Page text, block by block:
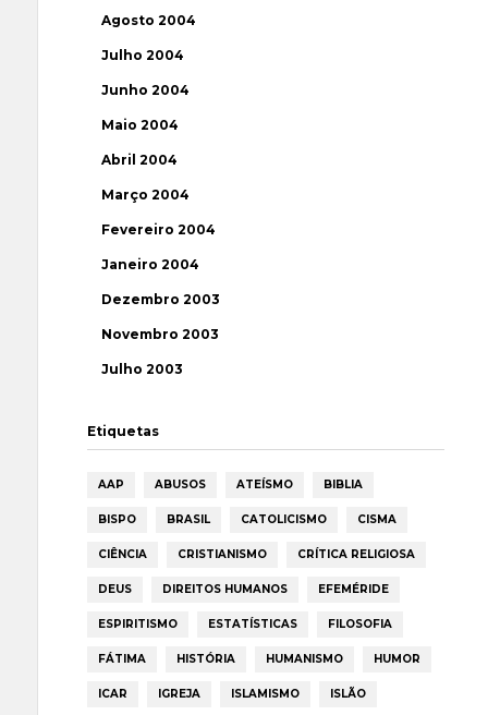
Agosto 2004
Julho 2004
Junho 2004
Maio 2004
Abril 2004
Março 2004
Fevereiro 2004
Janeiro 2004
Dezembro 2003
Novembro 2003
Julho 2003
Etiquetas
AAP ABUSOS ATEÍSMO BIBLIA
BISPO BRASIL CATOLICISMO CISMA
CIÊNCIA CRISTIANISMO CRÍTICA RELIGIOSA
DEUS DIREITOS HUMANOS EFEMÉRIDE
ESPIRITISMO ESTATÍSTICAS FILOSOFIA
FÁTIMA HISTÓRIA HUMANISMO HUMOR
ICAR IGREJA ISLAMISMO ISLÃO